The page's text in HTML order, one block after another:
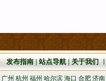
发布指南 |站点导航| 关于我们
广州 杭州 福州 哈尔滨 海口 合肥 济南